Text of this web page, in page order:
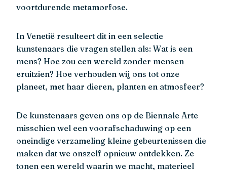
voortdurende metamorfose.
In Venetië resulteert dit in een selectie
kunstenaars die vragen stellen als: Wat is een
mens? Hoe zou een wereld zonder mensen
eruitzien? Hoe verhouden wij ons tot onze
planeet, met haar dieren, planten en atmosfeer?
De kunstenaars geven ons op de Biennale Arte
misschien wel een voorafschaduwing op een
oneindige verzameling kleine gebeurtenissen die
maken dat we onszelf opnieuw ontdekken. Ze
tonen een wereld waarin we macht, materieel